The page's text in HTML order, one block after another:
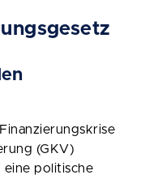
(GKV)
eine politische